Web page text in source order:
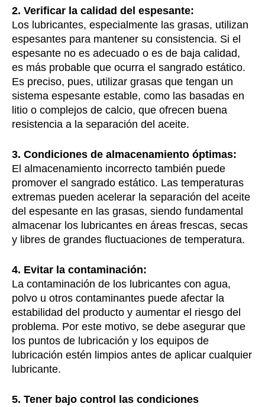
2. Verificar la calidad del espesante:
Los lubricantes, especialmente las grasas, utilizan
espesantes para mantener su consistencia. Si el
espesante no es adecuado o es de baja calidad,
es más probable que ocurra el sangrado estático.
Es preciso, pues, utilizar grasas que tengan un
sistema espesante estable, como las basadas en
litio o complejos de calcio, que ofrecen buena
resistencia a la separación del aceite.
3. Condiciones de almacenamiento óptimas:
El almacenamiento incorrecto también puede
promover el sangrado estático. Las temperaturas
extremas pueden acelerar la separación del aceite
del espesante en las grasas, siendo fundamental
almacenar los lubricantes en áreas frescas, secas
y libres de grandes fluctuaciones de temperatura.
4. Evitar la contaminación:
La contaminación de los lubricantes con agua,
polvo u otros contaminantes puede afectar la
estabilidad del producto y aumentar el riesgo del
problema. Por este motivo, se debe asegurar que
los puntos de lubricación y los equipos de
lubricación estén limpios antes de aplicar cualquier
lubricante.
5. Tener bajo control las condiciones